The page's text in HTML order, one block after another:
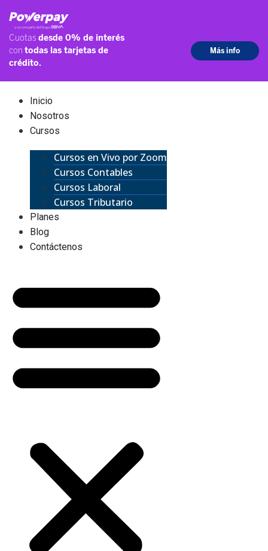
Inicio
Nosotros
Cursos
Cursos en Vivo por Zoom
Cursos Contables
Cursos Laboral
Cursos Tributario
Planes
Blog
Contáctenos